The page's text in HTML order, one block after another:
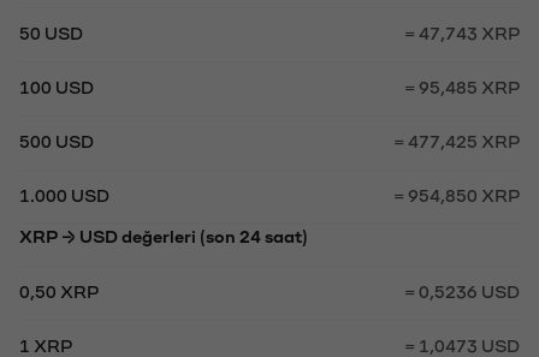
50 USD = 47,743 XRP
100 USD = 95,485 XRP
500 USD = 477,425 XRP
1.000 USD = 954,850 XRP
XRP → USD değerleri (son 24 saat)
0,50 XRP = 0,5236 USD
1 XRP = 1,0473 USD